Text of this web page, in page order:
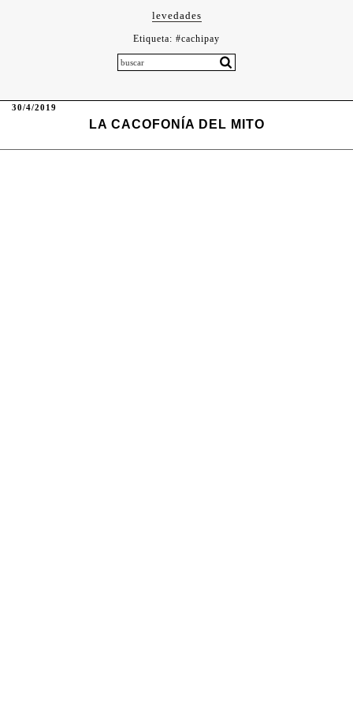
levedades
Etiqueta: #cachipay
30/4/2019
LA CACOFONÍA DEL MITO